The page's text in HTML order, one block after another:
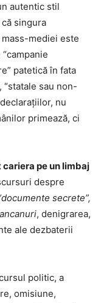
autentic stil
singura
mediei este
patetică în fata
“statale sau non-
nu
primează, ci
pe un limbaj
despre
secrete”,
, denigrarea,
ale dezbaterii
politic, a
omisiune,